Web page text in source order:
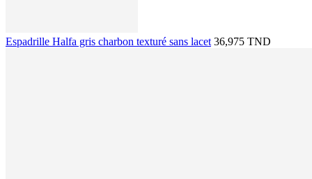
Espadrille Halfa gris charbon texturé sans lacet 36,975 TND